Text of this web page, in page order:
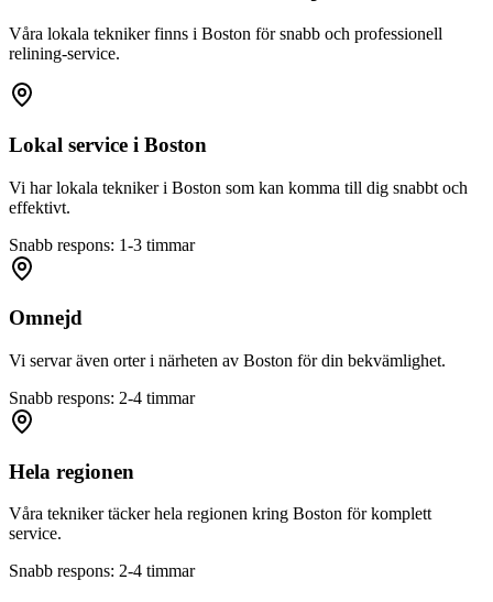
Våra lokala tekniker finns i Boston för snabb och professionell
relining-service.
Lokal service i Boston
Vi har lokala tekniker i Boston som kan komma till dig snabbt och
effektivt.
Snabb respons: 1-3 timmar
Omnejd
Vi servar även orter i närheten av Boston för din bekvämlighet.
Snabb respons: 2-4 timmar
Hela regionen
Våra tekniker täcker hela regionen kring Boston för komplett
service.
Snabb respons: 2-4 timmar